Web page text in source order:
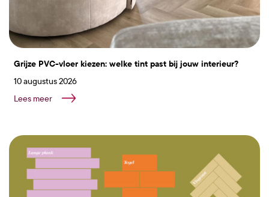
Grijze PVC-vloer kiezen: welke tint past bij jouw interieur?
10 augustus 2026
Lees meer